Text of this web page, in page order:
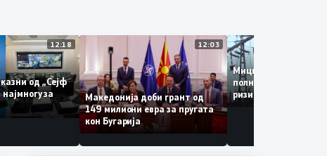
12:18
казни од „Сејф
– најмногу за
12:03
Македонија доби грант од
149 милиони евра за пругата
кон Бугарија
Мицкоски:
полни,
ризици, не